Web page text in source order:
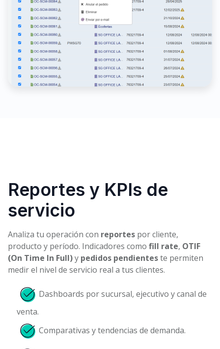
Reportes y KPIs de
servicio
Analiza tu operación con reportes por cliente,
producto y período. Indicadores como fill rate, OTIF
(On Time In Full)y pedidos pendienteste permiten
medir el nivel de servicio real a tus clientes.
Dashboards por sucursal, ejecutivo y canal de
venta.
Comparativas y tendencias de demanda.